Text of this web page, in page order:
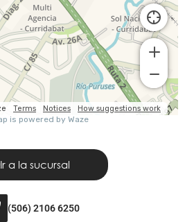
(506) 2106 6250
Ir a la sucursal